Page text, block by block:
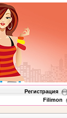
Регистрация
Filimon